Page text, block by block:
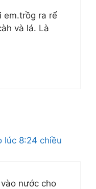
em.trồg ra rể
và lá. Là
lúc 8:24 chiều
nước cho